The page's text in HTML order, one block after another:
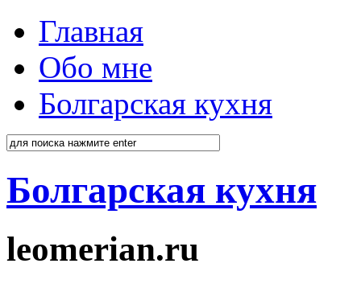
Главная
Обо мне
Болгарская кухня
Болгарская кухня
leomerian.ru